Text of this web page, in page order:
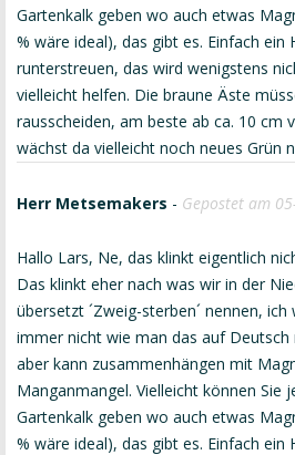
Gartenkalk geben wo auch etwas
% wäre ideal), das gibt es. Einfach ein
runterstreuen, das wird wenigstens
vielleicht helfen. Die braune Äste
rausscheiden, am beste ab ca. 10 cm
wächst da vielleicht noch neues Grün
Herr Metsemakers - Gepostet am
Hallo Lars, Ne, das klinkt eigentlich
Das klinkt eher nach was wir in der
übersetzt ´Zweig-sterben´ nennen,
immer nicht wie man das auf
aber kann zusammenhängen mit
Manganmangel. Vielleicht können Sie
Gartenkalk geben wo auch etwas
% wäre ideal), das gibt es. Einfach ein